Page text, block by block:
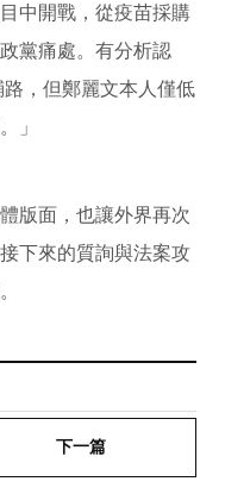
中開戰，從疫苗採購
黨痛處。有分析認
，但鄭麗文本人僅低
」
版面，也讓外界再次
下來的質詢與法案攻
下一篇